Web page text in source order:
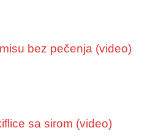
bez pečenja (video)
sa sirom (video)